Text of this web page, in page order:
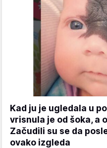
Kad ju je ugledala u
vrisnula je od šoka, a
Začudili su se da
ovako izgleda